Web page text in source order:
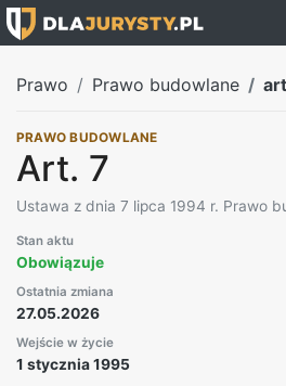
Prawo Prawo budowlane
PRAWO BUDOWLANE
Art. 7
Ustawa z dnia 7 lipca 1994 r. Prawo
Stan aktu
Obowiązuje
Ostatnia zmiana
27.05.2026
Wejście w życie
1 stycznia 1995